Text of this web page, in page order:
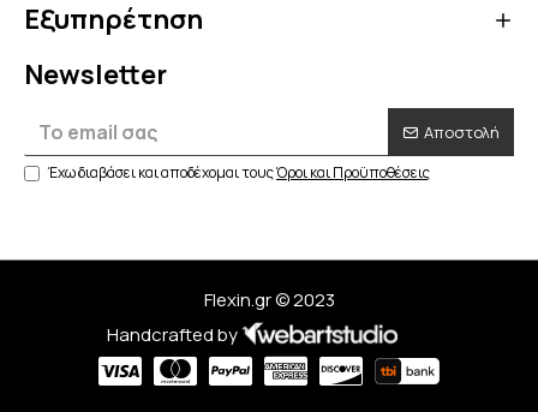
Εξυπηρέτηση
Newsletter
Αποστολή
Έχω διαβάσει και αποδέχομαι τουςΌροι και Προϋποθέσεις
Flexin.gr © 2023
Handcrafted by